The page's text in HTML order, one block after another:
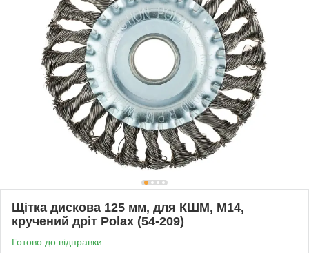
Щітка дискова 125 мм, для КШМ, М14,
кручений дріт Polax (54-209)
Готово до відправки